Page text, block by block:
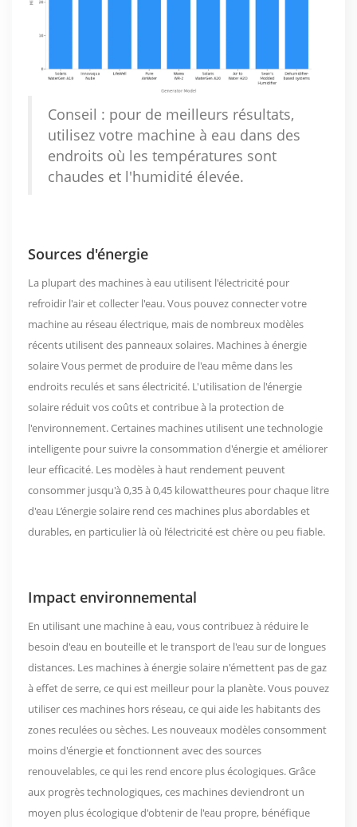
Conseil : pour de meilleurs résultats,
utilisez votre machine à eau dans des
endroits où les températures sont
chaudes et l'humidité élevée.
Sources d'énergie
La plupart des machines à eau utilisent l'électricité pour
refroidir l'air et collecter l'eau. Vous pouvez connecter votre
machine au réseau électrique, mais de nombreux modèles
récents utilisent des panneaux solaires. Machines à énergie
solaireVous permet de produire de l'eau même dans les
endroits reculés et sans électricité. L'utilisation de l'énergie
solaire réduit vos coûts et contribue à la protection de
l'environnement. Certaines machines utilisent une technologie
intelligente pour suivre la consommation d'énergie et améliorer
leur efficacité. Les modèles à haut rendement peuvent
consommer jusqu'à0,35 à 0,45 kilowattheures pour chaque litre
d'eau L’énergie solaire rend ces machines plus abordables et
durables, en particulier là où l’électricité est chère ou peu fiable.
Impact environnemental
En utilisant une machine à eau, vous contribuez à réduire le
besoin d'eau en bouteille et le transport de l'eau sur de longues
distances. Les machines à énergie solaire n'émettent pas de gaz
à effet de serre, ce qui est meilleur pour la planète. Vous pouvez
utiliser ces machines hors réseau, ce qui aide les habitants des
zones reculées ou sèches. Les nouveaux modèles consomment
moins d'énergie et fonctionnent avec des sources
renouvelables, ce qui les rend encore plus écologiques. Grâce
aux progrès technologiques, ces machines deviendront un
moyen plus écologique d'obtenir de l'eau propre, bénéfique